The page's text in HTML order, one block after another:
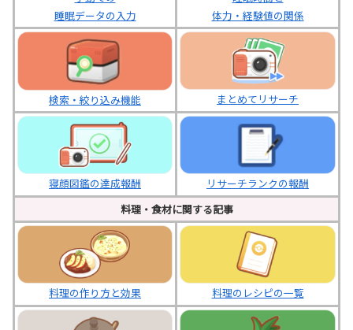
睡眠データの入力
体力・経験値の関係
検索・絞り込み機能 まとめてリサーチ
寝顔図鑑の達成報酬
リサーチランクの報酬
料理・食材に関する記事
料理の作り方と効果 料理のレシピの一覧